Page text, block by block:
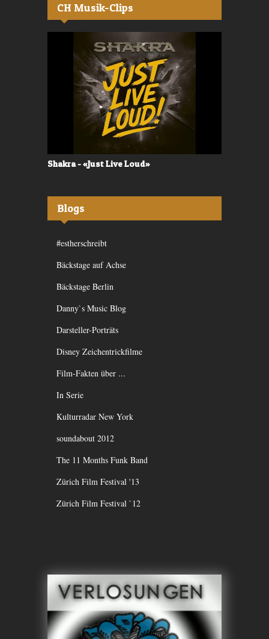
CH Musik-Clips
Shakra - «Just Live Loud»
Blogs
#estherschreibt
Bäckstage auf Achse
Bäckstage Berlin
Danny`s Music Blog
Darsteller-Porträts
Disney Zeichentrickfilme
Film-Fakten über ...
In Serie
Kulturradar New York
soundabout 2012
The 11 Months Funk Band
Zürich Film Festival '13
Zürich Film Festival `12